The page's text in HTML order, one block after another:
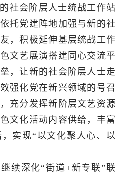
社会阶层人士统战工作站
托党建阵地加强与新的社
，积极延伸基层统战工作
文艺展演搭建同心交流平
，让新的社会阶层人士走
强化党在新兴领域的号召
充分发挥新阶层文艺资源
文化活动内容供给，丰富
实现“以文化聚人心、以
续深化“街道+新专联”联